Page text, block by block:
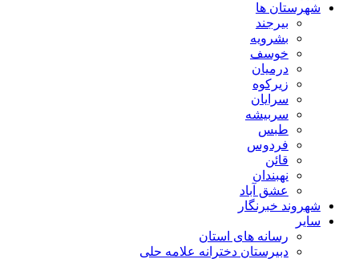
شهرستان ها
بیرجند
بشرویه
خوسف
درمیان
زیرکوه
سرایان
سربیشه
طبس
فردوس
قائن
نهبندان
عشق آباد
شهروند خبرنگار
سایر
رسانه های استان
دبیرستان دخترانه علامه حلی